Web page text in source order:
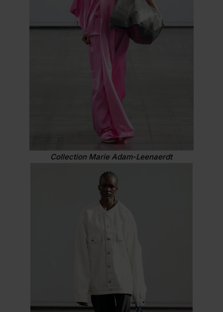
Collection Marie Adam-Leenaerdt